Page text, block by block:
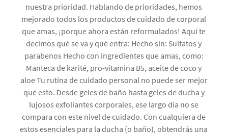
nuestra prioridad. Hablando de prioridades, hemos
mejorado todos los productos de cuidado de corporal
que amas, ¡porque ahora están reformulados! Aquí te
decimos qué se va y qué entra: Hecho sin: Sulfatos y
parabenos Hecho con ingredientes que amas, como:
Manteca de karité, pro-vitamina B5, aceite de coco y
aloe Tu rutina de cuidado personal no puede ser mejor
que esto. Desde geles de baño hasta geles de ducha y
lujosos exfoliantes corporales, ese largo día no se
compara con este nivel de cuidado. Con cualquiera de
estos esenciales para la ducha (o baño), obtendrás una